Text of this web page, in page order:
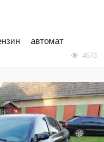
автомат
4678